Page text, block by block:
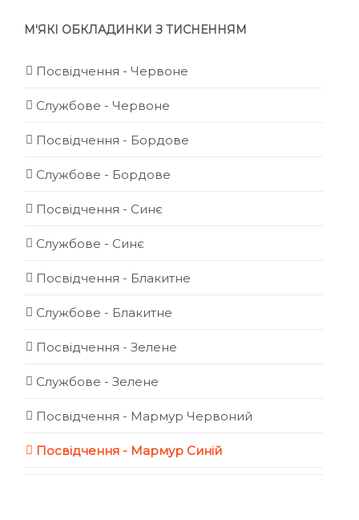
М'ЯКІ ОБКЛАДИНКИ З ТИСНЕННЯМ
Посвідчення - Червоне
Службове - Червоне
Посвідчення - Бордове
Службове - Бордове
Посвідчення - Синє
Службове - Синє
Посвідчення - Блакитне
Службове - Блакитне
Посвідчення - Зелене
Службове - Зелене
Посвідчення - Мармур Червоний
Посвідчення - Мармур Синій